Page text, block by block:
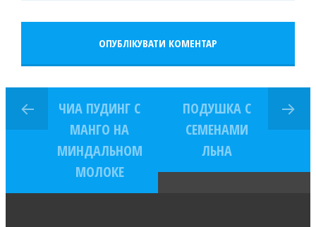
ЧИА ПУДИНГ С
МАНГО НА
МИНДАЛЬНОМ
МОЛОКЕ
ПОДУШКА С
СЕМЕНАМИ
ЛЬНА